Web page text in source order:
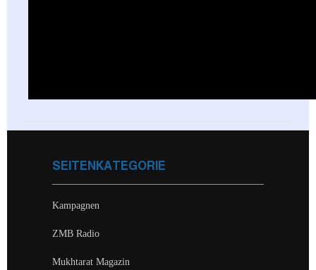
SEITENKATEGORIE
Kampagnen
ZMB Radio
Mukhtarat Magazin